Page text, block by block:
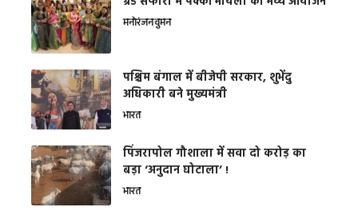
मनोरंजनवुमन
पश्चिम बंगाल में बीजेपी सरकार, शुभेंदु
अधिकारी बने मुख्यमंत्री
भारत
​पिंजरापोल गौशाला में सवा दो करोड़ का
बड़ा ‘अनुदान घोटाला’ !
भारत